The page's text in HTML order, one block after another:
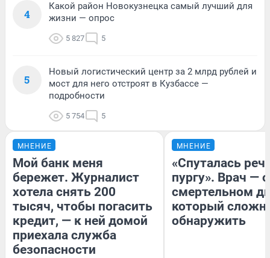
4
Какой район Новокузнецка самый лучший для
жизни — опрос
5 827 5
5
Новый логистический центр за 2 млрд рублей и
мост для него отстроят в Кузбассе —
подробности
5 754 5
МНЕНИЕ
Мой банк меня
бережет. Журналист
хотела снять 200
тысяч, чтобы погасить
кредит, — к ней домой
приехала служба
безопасности
МНЕНИЕ
«Спуталась
пургу». Врач — о
смертельном
который
обнаружить